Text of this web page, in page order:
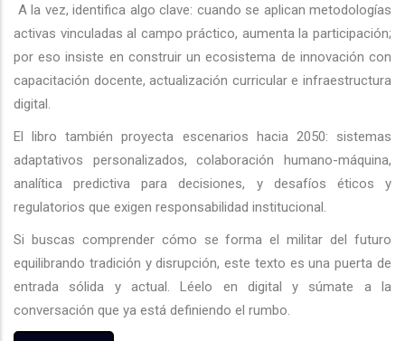
A la vez, identifica algo clave: cuando se aplican metodologías
activas vinculadas al campo práctico, aumenta la participación;
por eso insiste en construir un ecosistema de innovación con
capacitación docente, actualización curricular e infraestructura
digital.
El libro también proyecta escenarios hacia 2050: sistemas
adaptativos personalizados, colaboración humano-máquina,
analítica predictiva para decisiones, y desafíos éticos y
regulatorios que exigen responsabilidad institucional.
Si buscas comprender cómo se forma el militar del futuro
equilibrando tradición y disrupción, este texto es una puerta de
entrada sólida y actual. Léelo en digital y súmate a la
conversación que ya está definiendo el rumbo.